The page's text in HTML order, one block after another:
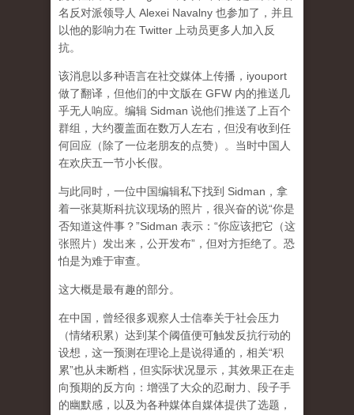
名反对派领导人 Alexei Navalny 也参加了，并且
以他的影响力在 Twitter 上动员更多人加入反
抗。
该消息以多种语言在社交媒体上传播，iyouport
做了翻译，但他们的中文版在 GFW 内的推送几
乎无人响应。编辑 Sidman 说他们推送了上百个
群组，大约覆盖面在数万人左右，但没有收到任
何回应（除了一位老朋友的点赞）。当时中国人
在欢庆五一节小长假。
与此同时，一位中国编辑私下找到 Sidman，拿
着一张莫斯科抗议现场的照片，很兴奋的说“你是
否知道这件事？”Sidman 表示：“你应该把它（这
张照片）发出来，公开发布”，但对方拒绝了。恐
怕是为难于审查。
这大概是最有趣的部分。
在中国，曾经很多观察人士信奉关于社会压力
（情绪积累）达到某个阈值便可触发反抗行动的
设想，这一预测在理论上是说得通的，相关“积
累”也从未断档，但实际状况显示，其效果正在走
向预期的反方向：增强了大众的忍耐力、段子手
的幽默感，以及为各种媒体自媒体提供了选题，